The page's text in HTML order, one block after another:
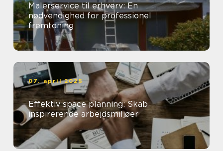
Malerservice til erhverv: En
nødvendighed for professionel
fremtoning
07. april 2025
Effektiv space planning: Skab
inspirerende arbejdsmiljøer